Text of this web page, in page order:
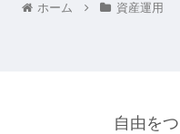
ホーム 資産運用
自由を